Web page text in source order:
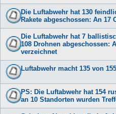
Die Luftabwehr hat 130
Rakete abgeschossen: An 17
Die Luftabwehr hat 7
108 Drohnen abgeschossen:
verzeichnet
Luftabwehr macht 135 von
PS: Die Luftabwehr hat 154
an 10 Standorten wurden